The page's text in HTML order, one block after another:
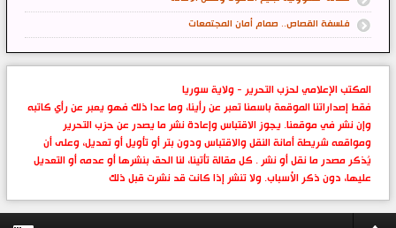
فلسفة القصاص.. صمام أمان المجتمعات
المكتب الإعلامي لحزب التحرير - ولاية سوريا
فقط إصداراتنا الموقعة باسمنا تعبر عن رأينا، وما عدا ذلك فهو يعبر عن رأي كاتبه
وإن نشر في موقعنا. يجوز الاقتباس وإعادة نشر ما يصدر عن حزب التحرير
ومواقعه شريطة أمانة النقل والاقتباس ودون بتر أو تأويل أو تعديل، وعلى أن
يُذكر مصدر ما نقل أو نشر . كل مقالة تأتينا، لنا الحق بنشرها أو عدمه أو التعديل
عليها، دون ذكر الأسباب. ولا تنشر إذا كانت قد نشرت قبل ذلك